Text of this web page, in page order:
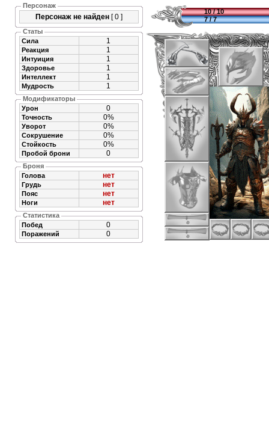
Персонаж не найден [ 0 ]
Персонаж
10 / 10
7 / 7
Сила 1
Реакция 1
Интуиция 1
Здоровье 1
Интеллект 1
Мудрость 1
Статы
Урон 0
Точность 0%
Уворот 0%
Сокрушение 0%
Стойкость 0%
Пробой брони 0
Модификаторы
Голова нет
Грудь нет
Пояс нет
Ноги нет
Броня
Побед 0
Поражений 0
Статистика